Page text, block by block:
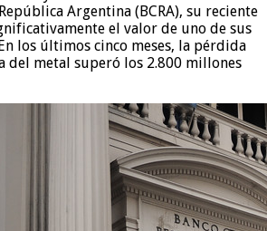
Argentina (BCRA), su reciente
el valor de uno de sus
los últimos cinco meses, la pérdida
del metal superó los 2.800 millones